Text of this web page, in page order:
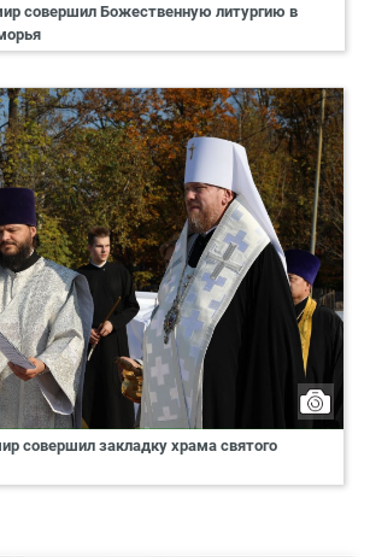
совершил Божественную литургию в
совершил закладку храма святого